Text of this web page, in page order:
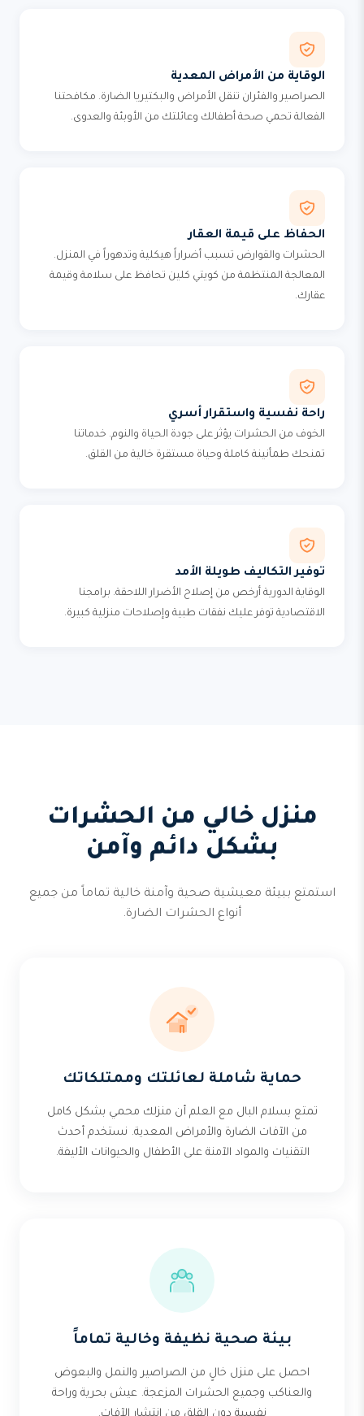
الوقاية من الأمراض المعدية
الصراصير والفئران تنقل الأمراض والبكتيريا الضارة. مكافحتنا
الفعالة تحمي صحة أطفالك وعائلتك من الأوبئة والعدوى.
الحفاظ على قيمة العقار
الحشرات والقوارض تسبب أضراراً هيكلية وتدهوراً في المنزل.
المعالجة المنتظمة من كويتي كلين تحافظ على سلامة وقيمة
عقارك.
راحة نفسية واستقرار أسري
الخوف من الحشرات يؤثر على جودة الحياة والنوم. خدماتنا
تمنحك طمأنينة كاملة وحياة مستقرة خالية من القلق.
توفير التكاليف طويلة الأمد
الوقاية الدورية أرخص من إصلاح الأضرار اللاحقة. برامجنا
الاقتصادية توفر عليك نفقات طبية وإصلاحات منزلية كبيرة.
منزل خالي من الحشرات
بشكل دائم وآمن
استمتع ببيئة معيشية صحية وآمنة خالية تماماً من جميع
أنواع الحشرات الضارة.
حماية شاملة لعائلتك وممتلكاتك
تمتع بسلام البال مع العلم أن منزلك محمي بشكل كامل
من الآفات الضارة والأمراض المعدية. نستخدم أحدث
التقنيات والمواد الآمنة على الأطفال والحيوانات الأليفة.
بيئة صحية نظيفة وخالية تماماً
احصل على منزل خالٍ من الصراصير والنمل والبعوض
والعناكب وجميع الحشرات المزعجة. عيش بحرية وراحة